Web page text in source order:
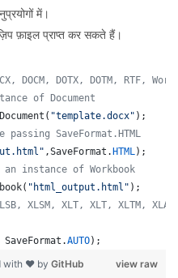
में।
फ़ाइल प्राप्त कर सकते हैं।
DOCM, DOTX, DOTM, RTF,
of Document
Document ( "template.docx" );
SaveFormat.HTML
,SaveFormat . HTML);
instance of Workbook
( "html_output.html" );
XLSM, XLT, XLT, XLTM,
SaveFormat .AUTO);
view raw
with ❤ by GitHub